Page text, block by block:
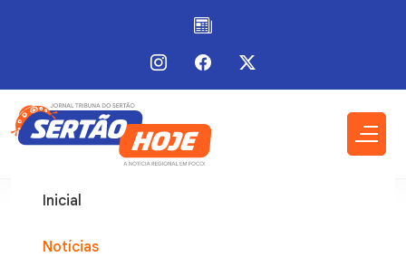
Inicial
Notícias